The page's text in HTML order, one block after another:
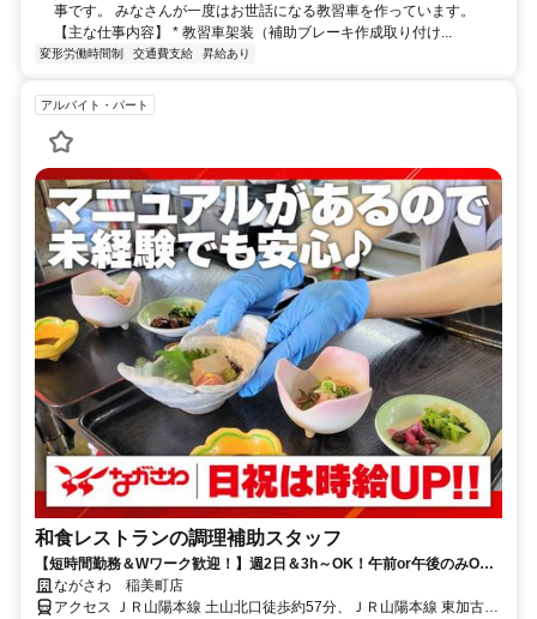
事です。 みなさんが一度はお世話になる教習車を作っています。
【主な仕事内容】 * 教習車架装（補助ブレーキ作成取り付け...
変形労働時間制 交通費支給 昇給あり
アルバイト・パート
和食レストランの調理補助スタッフ
【短時間勤務＆Wワーク歓迎！】週2日＆3h～OK！午前or午後のみOK♪
｜レシピに沿った簡単調理のみ！
ながさわ 稲美町店
アクセス ＪＲ山陽本線 土山北口徒歩約57分、ＪＲ山陽本線 東加古川